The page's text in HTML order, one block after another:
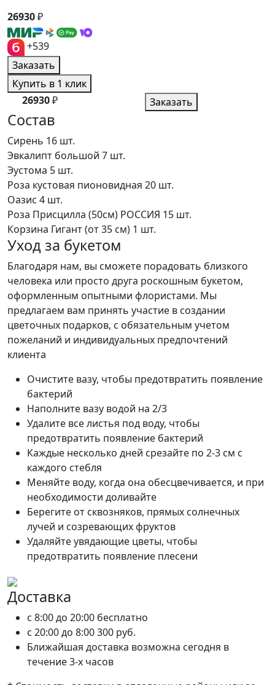
26930₽
+539
Заказать
Купить в 1 клик
26930₽ Заказать
Состав
Сирень 16 шт.
Эвкалипт большой 7 шт.
Эустома 5 шт.
Роза кустовая пионовидная 20 шт.
Оазис 4 шт.
Роза Присцилла (50см) РОССИЯ 15 шт.
Корзина Гигант (от 35 см) 1 шт.
Уход за букетом
Благодаря нам, вы сможете порадовать близкого
человека или просто друга роскошным букетом,
оформленным опытными флористами. Мы
предлагаем вам принять участие в создании
цветочных подарков, с обязательным учетом
пожеланий и индивидуальных предпочтений
клиента
Очистите вазу, чтобы предотвратить появление
бактерий
Наполните вазу водой на 2/3
Удалите все листья под воду, чтобы
предотвратить появление бактерий
Каждые несколько дней срезайте по 2-3 см с
каждого стебля
Меняйте воду, когда она обесцвечивается, и при
необходимости доливайте
Берегите от сквозняков, прямых солнечных
лучей и созревающих фруктов
Удаляйте увядающие цветы, чтобы
предотвратить появление плесени
Доставка
c 8:00 до 20:00 бесплатно
c 20:00 до 8:00300 руб.
Ближайшая доставка возможна сегодня в
течение 3-х часов